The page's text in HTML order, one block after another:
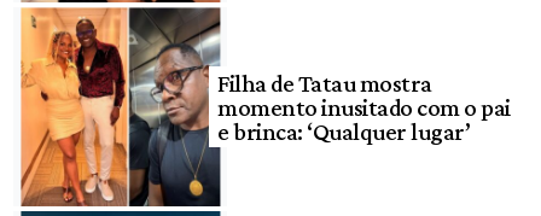
Filha de Tatau mostra
momento inusitado com o pai
e brinca: ‘Qualquer lugar’